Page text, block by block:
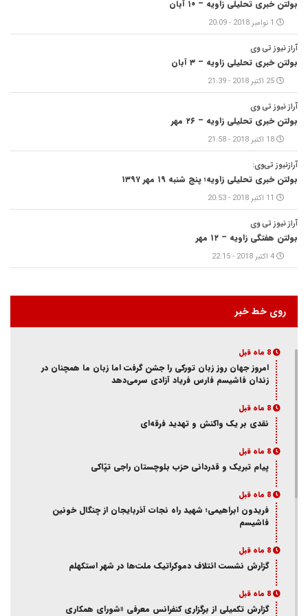
بولتن خبری تحلیلی زاویه – ۱۰ آبان
1 نوامبر 2018 - 20:09
آراز نیوز تی وی
بولتن خبری تحلیلی زاویه – ۳ آبان
25 اکتبر 2018 - 21:39
آراز نیوز تی وی
بولتن خبری تحلیلی زاویه – ۲۶ مهر
18 اکتبر 2018 - 21:58
آرازنیوز تی‌وی:
بولتن خبری تحلیلی زاویه؛ پنج شنبه ۱۹ مهر ۱۳۹۷
11 اکتبر 2018 - 20:53
آراز نیوز تی وی
بولتن هفتگی زاویه – ۱۲ مهر
4 اکتبر 2018 - 22:15
روی خط خبر
8 ماه قبل
امروز جهان روز زبان تورکی را جشن گرفت اما زبان ما همچنان در
زندان فاشیسم فارس فریاد آزادی سر‌می‌دهد
8 ماه قبل
نقدی بر یک واکنش و‌ تهدید فرقه‌ای
8 ماه قبل
پیام تبریک و قدردانی حزب بلوچستان راجی تپّاکی
8 ماه قبل
فریدون ابراهیمی؛ شهید راه نجات آذربایجان از چنگال خونین
فاشیسم
8 ماه قبل
گزارش نشست ائتلاف دموکراتیک ملت‌ها در شهر استکهلم
8 ماه قبل
گزارش تکمیلی از برگزاری کنفرانس معرفی «شورای همکاری